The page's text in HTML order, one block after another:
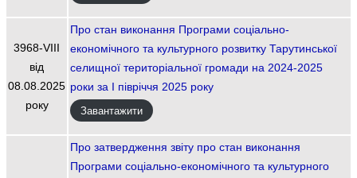
3968-VIІI
від
08.08.2025
року
Про стан виконання Програми соціально-
економічного та культурного розвитку Тарутинської
селищної територіальної громади на 2024-2025
роки за І півріччя 2025 року
Завантажити
Про затвердження звіту про стан виконання
Програми соціально-економічного та культурного